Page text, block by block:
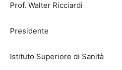
Prof. Walter Ricciardi
Presidente
Istituto Superiore di Sanità